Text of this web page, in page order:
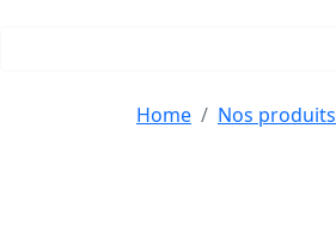
Home Nos produits